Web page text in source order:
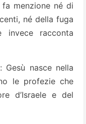
menzione né di
né della fuga
racconta
nasce nella
le profezie che
d’Israele e del